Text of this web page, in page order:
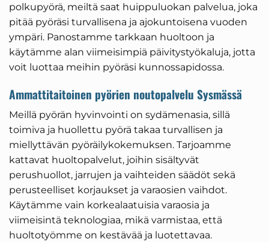
polkupyörä, meiltä saat huippuluokan palvelua, joka
pitää pyöräsi turvallisena ja ajokuntoisena vuoden
ympäri. Panostamme tarkkaan huoltoon ja
käytämme alan viimeisimpiä päivitystyökaluja, jotta
voit luottaa meihin pyöräsi kunnossapidossa.
Ammattitaitoinen pyörien noutopalvelu Sysmässä
Meillä pyörän hyvinvointi on sydämenasia, sillä
toimiva ja huollettu pyörä takaa turvallisen ja
miellyttävän pyöräilykokemuksen. Tarjoamme
kattavat huoltopalvelut, joihin sisältyvät
perushuollot, jarrujen ja vaihteiden säädöt sekä
perusteelliset korjaukset ja varaosien vaihdot.
Käytämme vain korkealaatuisia varaosia ja
viimeisintä teknologiaa, mikä varmistaa, että
huoltotyömme on kestävää ja luotettavaa.